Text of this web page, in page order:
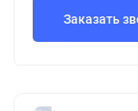
Заказать